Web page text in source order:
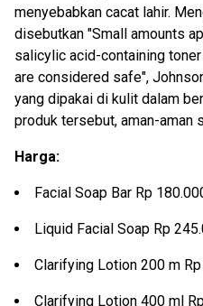
menyebabkan cacat lahir.
disebutkan "Small amounts
salicylic acid-containing
are considered safe",
yang dipakai di kulit dalam
produk tersebut, aman-aman
Harga:
Facial Soap Bar Rp
Liquid Facial Soap Rp
Clarifying Lotion 200 m
Clarifying Lotion 400 ml